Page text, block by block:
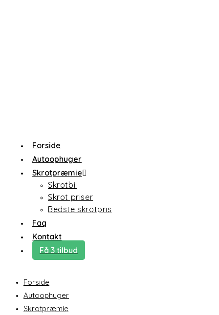
Forside
Autoophuger
Skrotpræmie
Skrotbil
Skrot priser
Bedste skrotpris
Faq
Kontakt
Få 3 tilbud
Forside
Autoophuger
Skrotpræmie